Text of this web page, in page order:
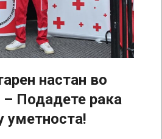
настан во
Подадете рака
уметноста!